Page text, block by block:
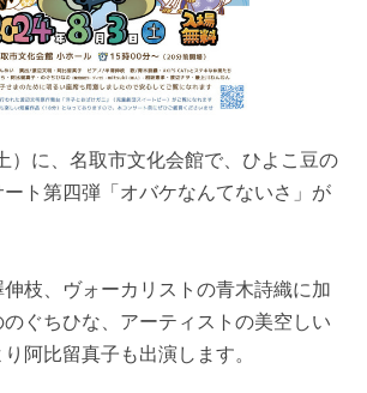
）に、名取市文化会館で、ひよこ豆の
ト第四弾「オバケなんてないさ」が
伸枝、ヴォーカリストの青木詩織に加
のぐちひな、アーティストの美空しい
阿比留真子も出演します。